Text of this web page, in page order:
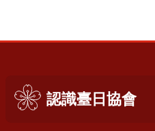
認識臺日協會